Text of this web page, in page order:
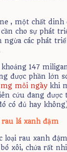
, một chất dinh
cho sự phát
ngừa các phát
147
được phần lớn
mỗi ngày khi
cứu đang được
có đủ hay
lá xanh đậm
loại rau xanh
xôi, chứa rất